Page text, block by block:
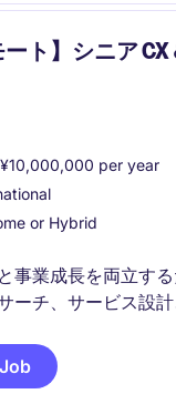
ート】シニア
per year
or Hybrid
事業成長を両立す
ーチ、サービス設
ーザーインサイトを
していただきます。